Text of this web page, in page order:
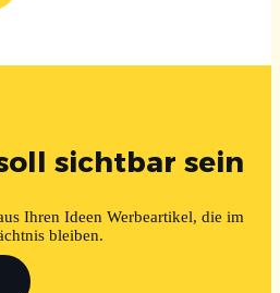
sichtbar sein
Ihren Ideen Werbeartikel, die im
bleiben.